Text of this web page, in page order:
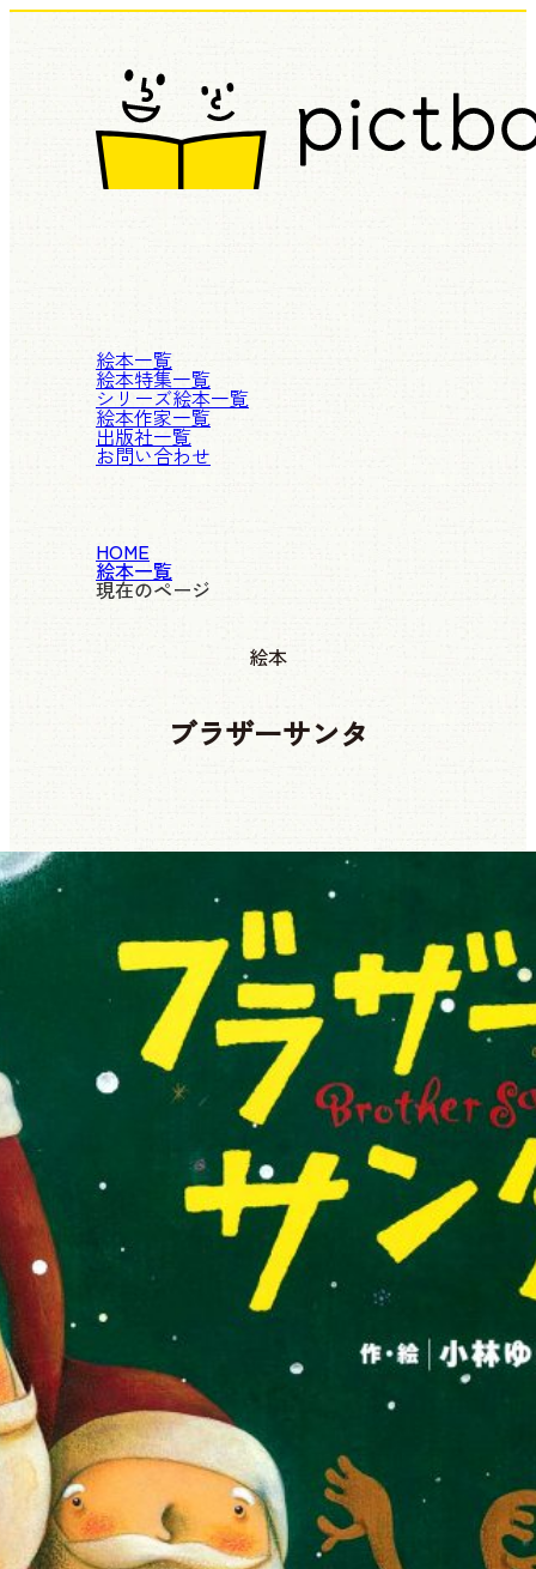
絵本一覧
絵本特集一覧
シリーズ絵本一覧
絵本作家一覧
出版社一覧
お問い合わせ
HOME
絵本一覧
現在のページ
絵本
ブラザーサンタ